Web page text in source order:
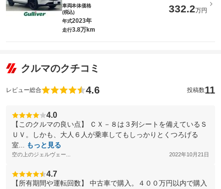
車両本体価格
(税込)
332.2万円
年式2023年
走行3.8万km
クルマのクチコミ
レビュー総合 4.6 投稿数11
4.0
【このクルマの良い点】 ＣＸ－８は３列シートを備えているＳ
ＵＶ。しかも、大人６人が乗車してもしっかりとくつろげる
室...
もっと見る
空の上のジェルヴェー... 2022年10月21日
4.7
【所有期間や運転回数】 中古車で購入。４００万円以内で購入